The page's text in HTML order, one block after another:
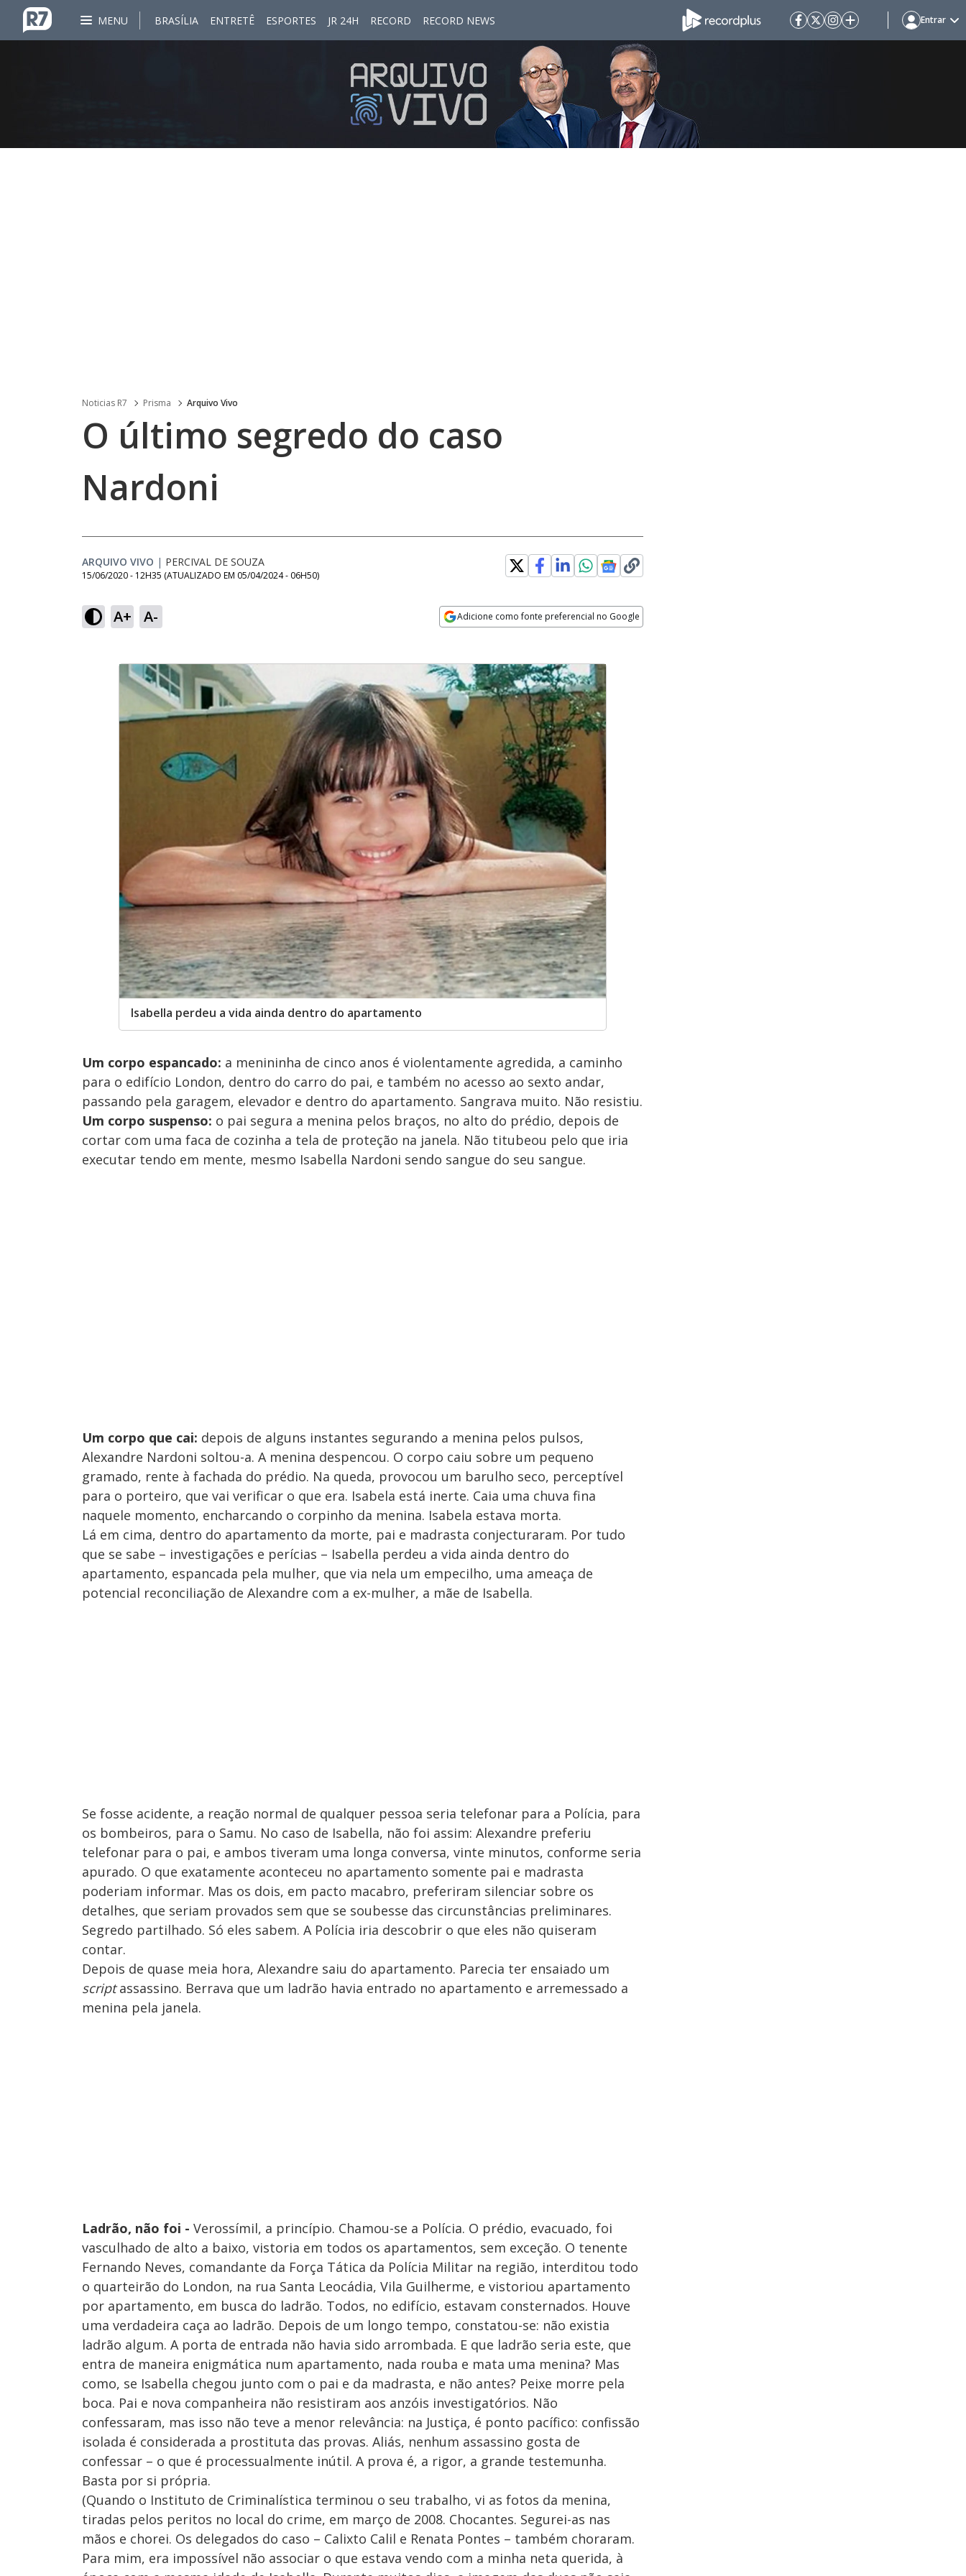
MENU BRASÍLIA ENTRETÊ ESPORTES JR 24H RECORD RECORD NEWS Entrar
Noticias R7 Prisma Arquivo Vivo
O último segredo do caso
Nardoni
ARQUIVO VIVO | PERCIVAL DE SOUZA
15/06/2020 - 12H35 (ATUALIZADO EM 05/04/2024 - 06H50)
A+ A- Adicione como fonte preferencial no Google
Isabella perdeu a vida ainda dentro do apartamento
Um corpo espancado: a menininha de cinco anos é violentamente agredida, a caminho
para o edifício London, dentro do carro do pai, e também no acesso ao sexto andar,
passando pela garagem, elevador e dentro do apartamento. Sangrava muito. Não resistiu.
Um corpo suspenso: o pai segura a menina pelos braços, no alto do prédio, depois de
cortar com uma faca de cozinha a tela de proteção na janela. Não titubeou pelo que iria
executar tendo em mente, mesmo Isabella Nardoni sendo sangue do seu sangue.
Um corpo que cai: depois de alguns instantes segurando a menina pelos pulsos,
Alexandre Nardoni soltou-a. A menina despencou. O corpo caiu sobre um pequeno
gramado, rente à fachada do prédio. Na queda, provocou um barulho seco, perceptível
para o porteiro, que vai verificar o que era. Isabela está inerte. Caia uma chuva fina
naquele momento, encharcando o corpinho da menina. Isabela estava morta.
Lá em cima, dentro do apartamento da morte, pai e madrasta conjecturaram. Por tudo
que se sabe – investigações e perícias – Isabella perdeu a vida ainda dentro do
apartamento, espancada pela mulher, que via nela um empecilho, uma ameaça de
potencial reconciliação de Alexandre com a ex-mulher, a mãe de Isabella.
Se fosse acidente, a reação normal de qualquer pessoa seria telefonar para a Polícia, para
os bombeiros, para o Samu. No caso de Isabella, não foi assim: Alexandre preferiu
telefonar para o pai, e ambos tiveram uma longa conversa, vinte minutos, conforme seria
apurado. O que exatamente aconteceu no apartamento somente pai e madrasta
poderiam informar. Mas os dois, em pacto macabro, preferiram silenciar sobre os
detalhes, que seriam provados sem que se soubesse das circunstâncias preliminares.
Segredo partilhado. Só eles sabem. A Polícia iria descobrir o que eles não quiseram
contar.
Depois de quase meia hora, Alexandre saiu do apartamento. Parecia ter ensaiado um
scriptassassino. Berrava que um ladrão havia entrado no apartamento e arremessado a
menina pela janela.
Ladrão, não foi - Verossímil, a princípio. Chamou-se a Polícia. O prédio, evacuado, foi
vasculhado de alto a baixo, vistoria em todos os apartamentos, sem exceção. O tenente
Fernando Neves, comandante da Força Tática da Polícia Militar na região, interditou todo
o quarteirão do London, na rua Santa Leocádia, Vila Guilherme, e vistoriou apartamento
por apartamento, em busca do ladrão. Todos, no edifício, estavam consternados. Houve
uma verdadeira caça ao ladrão. Depois de um longo tempo, constatou-se: não existia
ladrão algum. A porta de entrada não havia sido arrombada. E que ladrão seria este, que
entra de maneira enigmática num apartamento, nada rouba e mata uma menina? Mas
como, se Isabella chegou junto com o pai e da madrasta, e não antes? Peixe morre pela
boca. Pai e nova companheira não resistiram aos anzóis investigatórios. Não
confessaram, mas isso não teve a menor relevância: na Justiça, é ponto pacífico: confissão
isolada é considerada a prostituta das provas. Aliás, nenhum assassino gosta de
confessar – o que é processualmente inútil. A prova é, a rigor, a grande testemunha.
Basta por si própria.
(Quando o Instituto de Criminalística terminou o seu trabalho, vi as fotos da menina,
tiradas pelos peritos no local do crime, em março de 2008. Chocantes. Segurei-as nas
mãos e chorei. Os delegados do caso – Calixto Calil e Renata Pontes – também choraram.
Para mim, era impossível não associar o que estava vendo com a minha neta querida, à